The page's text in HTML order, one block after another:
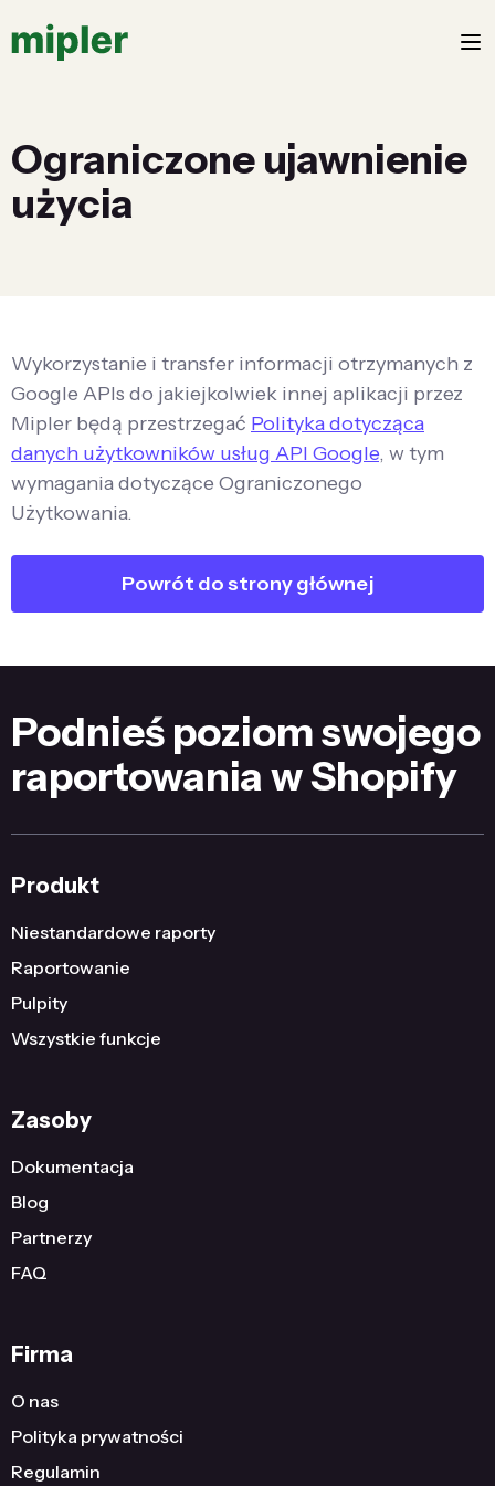
Ograniczone ujawnienie
użycia
Wykorzystanie i transfer informacji otrzymanych z
Google APIs do jakiejkolwiek innej aplikacji przez
Mipler będą przestrzegać Polityka dotycząca
danych użytkowników usług API Google, w tym
wymagania dotyczące Ograniczonego
Użytkowania.
Powrót do strony głównej
Podnieś poziom swojego
raportowania w Shopify
Produkt
Niestandardowe raporty
Raportowanie
Pulpity
Wszystkie funkcje
Zasoby
Dokumentacja
Blog
Partnerzy
FAQ
Firma
O nas
Polityka prywatności
Regulamin